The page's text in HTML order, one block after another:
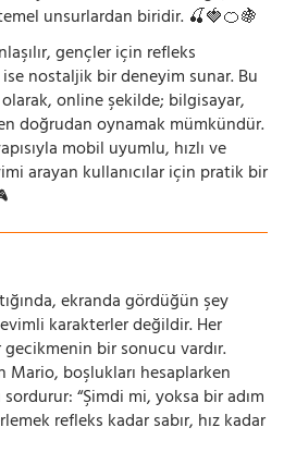
unsurlardan biridir. 🍒🍓🍊🍇
gençler için refleks
nostaljik bir deneyim sunar. Bu
online şekilde; bilgisayar,
doğrudan oynamak mümkündür.
mobil uyumlu, hızlı ve
arayan kullanıcılar için pratik bir
ekranda gördüğün şey
karakterler değildir. Her
bir sonucu vardır.
Mario, boşlukları hesaplarken
“Şimdi mi, yoksa bir adım
refleks kadar sabır, hız kadar